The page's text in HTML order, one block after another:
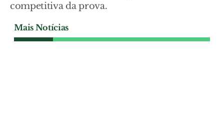
competitiva da prova.
Mais Notícias